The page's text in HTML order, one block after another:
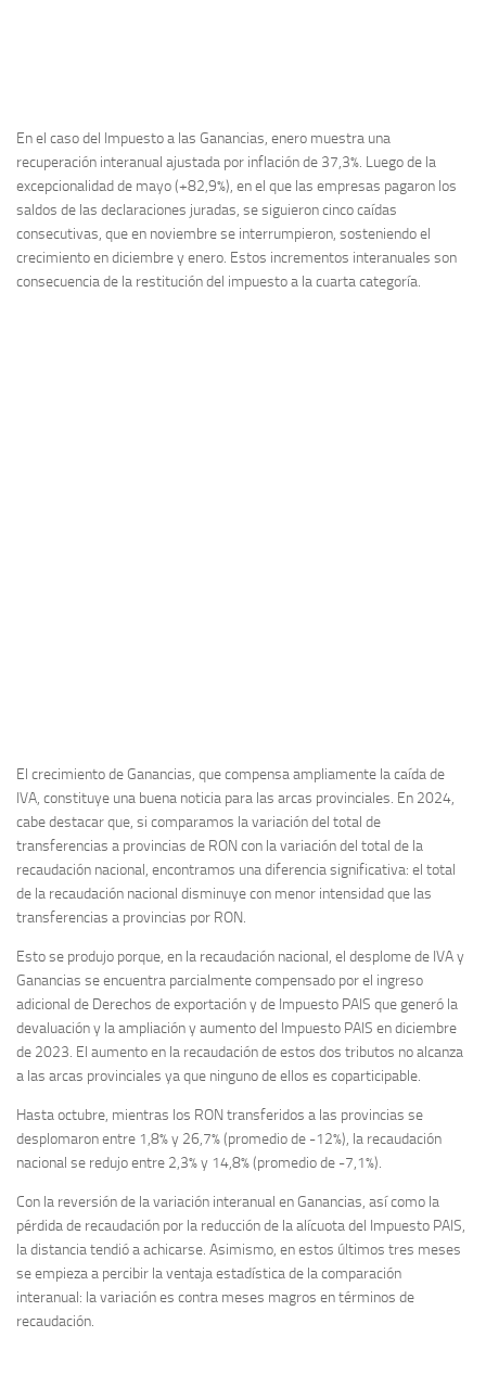
En el caso del Impuesto a las Ganancias, enero muestra una
recuperación interanual ajustada por inflación de 37,3%. Luego de la
excepcionalidad de mayo (+82,9%), en el que las empresas pagaron los
saldos de las declaraciones juradas, se siguieron cinco caídas
consecutivas, que en noviembre se interrumpieron, sosteniendo el
crecimiento en diciembre y enero. Estos incrementos interanuales son
consecuencia de la restitución del impuesto a la cuarta categoría.
El crecimiento de Ganancias, que compensa ampliamente la caída de
IVA, constituye una buena noticia para las arcas provinciales. En 2024,
cabe destacar que, si comparamos la variación del total de
transferencias a provincias de RON con la variación del total de la
recaudación nacional, encontramos una diferencia significativa: el total
de la recaudación nacional disminuye con menor intensidad que las
transferencias a provincias por RON.
Esto se produjo porque, en la recaudación nacional, el desplome de IVA y
Ganancias se encuentra parcialmente compensado por el ingreso
adicional de Derechos de exportación y de Impuesto PAIS que generó la
devaluación y la ampliación y aumento del Impuesto PAIS en diciembre
de 2023. El aumento en la recaudación de estos dos tributos no alcanza
a las arcas provinciales ya que ninguno de ellos es coparticipable.
Hasta octubre, mientras los RON transferidos a las provincias se
desplomaron entre 1,8% y 26,7% (promedio de -12%), la recaudación
nacional se redujo entre 2,3% y 14,8% (promedio de -7,1%).
Con la reversión de la variación interanual en Ganancias, así como la
pérdida de recaudación por la reducción de la alícuota del Impuesto PAIS,
la distancia tendió a achicarse. Asimismo, en estos últimos tres meses
se empieza a percibir la ventaja estadística de la comparación
interanual: la variación es contra meses magros en términos de
recaudación.